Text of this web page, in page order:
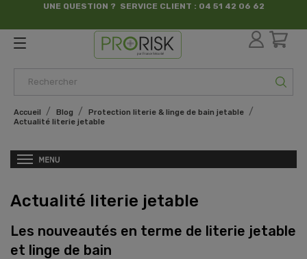
UNE QUESTION ? SERVICE CLIENT : 04 51 42 06 62
par France Sécurité
Accueil Blog
Protection literie & linge de bain jetable
Actualité literie jetable
Actualité literie jetable
Les nouveautés en terme de literie jetable
et linge de bain